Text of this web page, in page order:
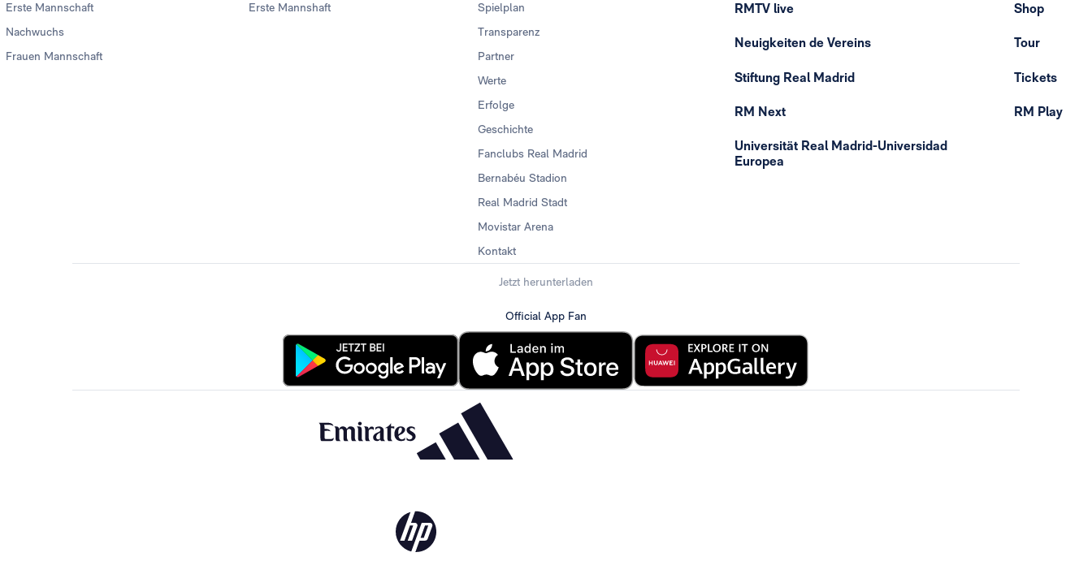
Erste Mannschaft
Nachwuchs
Frauen Mannschaft
Erste Mannshaft
Spielplan
Transparenz
Partner
Werte
Erfolge
Geschichte
Fanclubs Real Madrid
Bernabéu Stadion
Real Madrid Stadt
Movistar Arena
Kontakt
RMTV live
Neuigkeiten de Vereins
Stiftung Real Madrid
RM Next
Universität Real Madrid-Universidad
Europea
Shop
Tour
Tickets
RM Play
Jetzt herunterladen
Official App Fan